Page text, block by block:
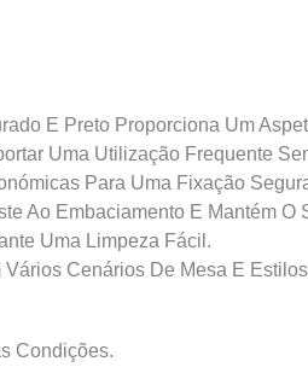
E Preto Proporciona Um
Uma Utilização Frequente
Para Uma Fixação
Ao Embaciamento E Mantém O
Uma Limpeza Fácil.
Cenários De Mesa E
Condições.